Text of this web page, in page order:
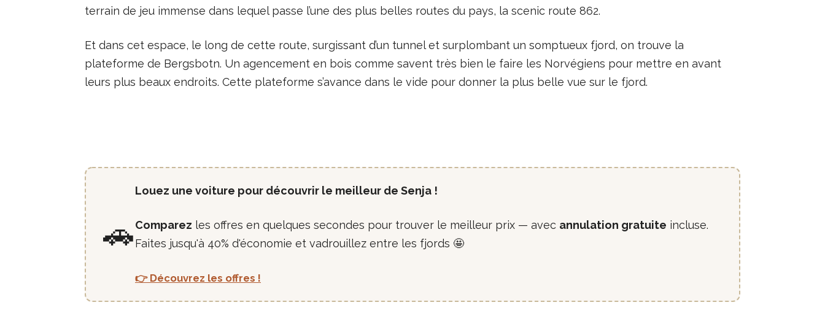
terrain de jeu immense dans lequel passe l’une des plus belles routes du pays, la scenic route 862.
Et dans cet espace, le long de cette route, surgissant d’un tunnel et surplombant un somptueux fjord, on trouve la
plateforme de Bergsbotn. Un agencement en bois comme savent très bien le faire les Norvégiens pour mettre en avant
leurs plus beaux endroits. Cette plateforme s’avance dans le vide pour donner la plus belle vue sur le fjord.
🚗
Louez une voiture pour découvrir le meilleur de Senja !
Comparez les offres en quelques secondes pour trouver le meilleur prix — avec annulation gratuite incluse.
Faites jusqu'à 40% d'économie et vadrouillez entre les fjords 🤩
👉 Découvrez les offres !